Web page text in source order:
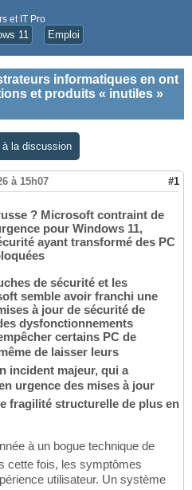
et IT Pro
11 Emploi
informatiques en ont
et produits « inutiles »
à la discussion
à 15h07 #1
? Microsoft contraint de
pour Windows 11,
ayant transformé des PC
de sécurité et les
semble avoir franchi une
à jour de sécurité de
dysfonctionnements
certains PC de
de laisser leurs
incident majeur, qui a
urgence des mises à jour
fragilité structurelle de plus en
à un bogue technique de
cette fois, les symptômes
utilisateur. Un système